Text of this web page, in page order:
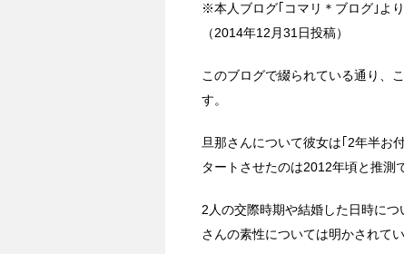
※本人ブログ｢コマリ＊ブログ｣よ
（2014年12月31日投稿）
このブログで綴られている通り、
す。
旦那さんについて彼女は｢2年半お
タートさせたのは2012年頃と推測
2人の交際時期や結婚した日時に
さんの素性については明かされて